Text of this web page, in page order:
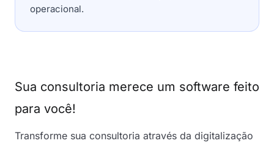
operacional.
Sua consultoria merece um software feito
para você!
Transforme sua consultoria através da digitalização